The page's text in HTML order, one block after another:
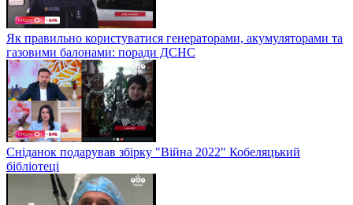
Як правильно користуватися генераторами, акумуляторами та
газовими балонами: поради ДСНС
Сніданок подарував збірку "Війна 2022" Кобеляцький
бібліотеці